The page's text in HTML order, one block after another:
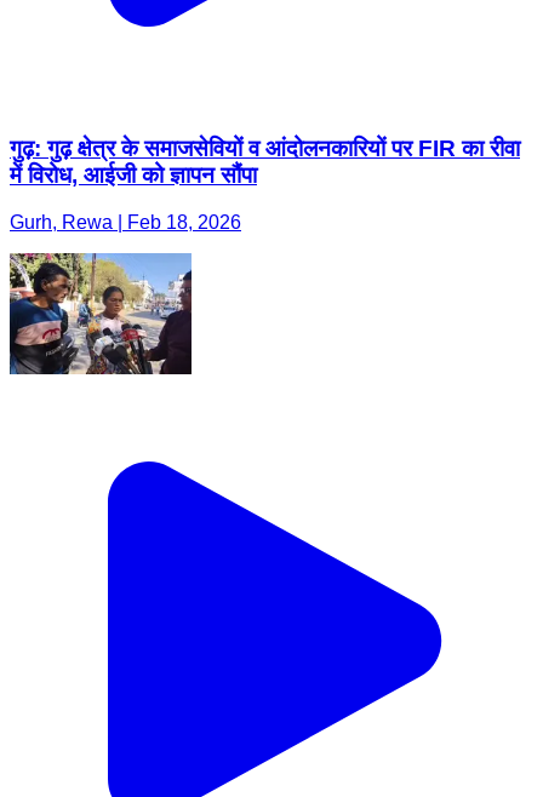
गुढ़: गुढ़ क्षेत्र के समाजसेवियों व आंदोलनकारियों पर FIR का रीवा
में विरोध, आईजी को ज्ञापन सौंपा
Gurh, Rewa | Feb 18, 2026